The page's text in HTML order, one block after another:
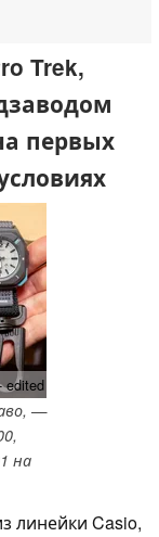
Trek,
первых
edited
—
на
линейки Casio,